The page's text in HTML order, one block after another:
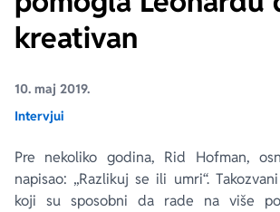
kreativan
10. maj 2019.
Intervjui
Pre nekoliko godina, Rid Hofman,
napisao: „Razlikuj se ili umri“.
koji su sposobni da rade na više
Ekranizovane knjige
Za poklon
E-knjige
Autori
Poezija
Lični razvoj i popularna psihologija
Biografija
Bojan Ljubenović
Dejan Tiago-Stanković
Milica Jakovljević Mir-Jam
Peter Handke
Harlan Koben
Elif Šafak